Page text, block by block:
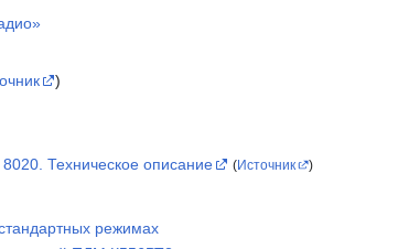
)
Техническое описание
(Источник )
режимах